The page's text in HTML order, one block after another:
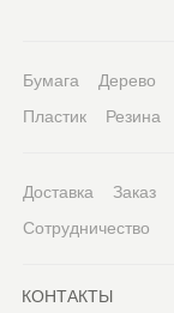
Бумага Дерево
Пластик
Резина
Доставка Заказ
Сотрудничество
КОНТАКТЫ